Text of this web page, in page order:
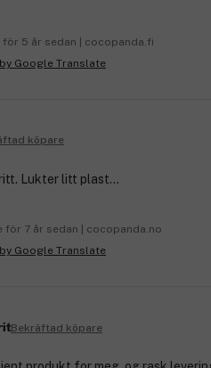
för 5 år sedan | cocopanda.fi
köpare
Lukter litt plast...
för 7 år sedan | cocopanda.no
Bekräftad köpare